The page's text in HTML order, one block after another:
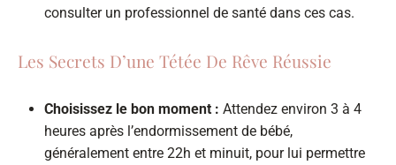
consulter un professionnel de santé dans ces cas.
Les Secrets D’une Tétée De Rêve Réussie
Choisissez le bon moment : Attendez environ 3 à 4
heures après l’endormissement de bébé,
généralement entre 22h et minuit, pour lui permettre